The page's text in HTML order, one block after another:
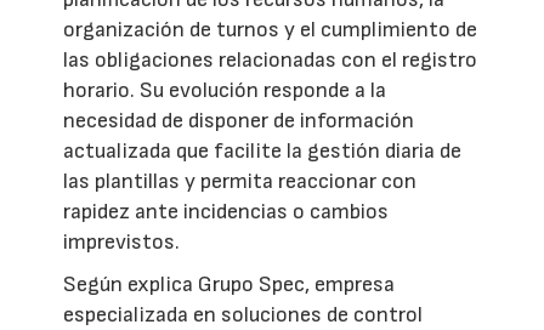
organización de turnos y el cumplimiento de
las obligaciones relacionadas con el registro
horario. Su evolución responde a la
necesidad de disponer de información
actualizada que facilite la gestión diaria de
las plantillas y permita reaccionar con
rapidez ante incidencias o cambios
imprevistos.
Según explica Grupo Spec, empresa
especializada en soluciones de control